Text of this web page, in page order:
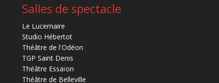
Salles de spectacle
Le Lucernaire
Studio Hébertot
Théâtre de l'Odéon
TGP Saint Denis
Théâtre Essaïon
Théâtre de Belleville